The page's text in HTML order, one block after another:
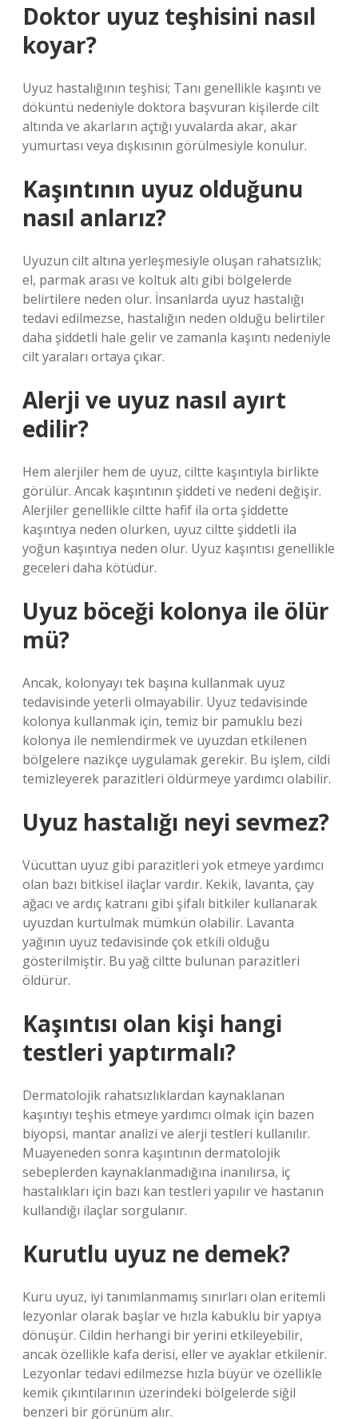
Doktor uyuz teşhisini nasıl
koyar?
Uyuz hastalığının teşhisi; Tanı genellikle kaşıntı ve
döküntü nedeniyle doktora başvuran kişilerde cilt
altında ve akarların açtığı yuvalarda akar, akar
yumurtası veya dışkısının görülmesiyle konulur.
Kaşıntının uyuz olduğunu
nasıl anlarız?
Uyuzun cilt altına yerleşmesiyle oluşan rahatsızlık;
el, parmak arası ve koltuk altı gibi bölgelerde
belirtilere neden olur. İnsanlarda uyuz hastalığı
tedavi edilmezse, hastalığın neden olduğu belirtiler
daha şiddetli hale gelir ve zamanla kaşıntı nedeniyle
cilt yaraları ortaya çıkar.
Alerji ve uyuz nasıl ayırt
edilir?
Hem alerjiler hem de uyuz, ciltte kaşıntıyla birlikte
görülür. Ancak kaşıntının şiddeti ve nedeni değişir.
Alerjiler genellikle ciltte hafif ila orta şiddette
kaşıntıya neden olurken, uyuz ciltte şiddetli ila
yoğun kaşıntıya neden olur. Uyuz kaşıntısı genellikle
geceleri daha kötüdür.
Uyuz böceği kolonya ile ölür
mü?
Ancak, kolonyayı tek başına kullanmak uyuz
tedavisinde yeterli olmayabilir. Uyuz tedavisinde
kolonya kullanmak için, temiz bir pamuklu bezi
kolonya ile nemlendirmek ve uyuzdan etkilenen
bölgelere nazikçe uygulamak gerekir. Bu işlem, cildi
temizleyerek parazitleri öldürmeye yardımcı olabilir.
Uyuz hastalığı neyi sevmez?
Vücuttan uyuz gibi parazitleri yok etmeye yardımcı
olan bazı bitkisel ilaçlar vardır. Kekik, lavanta, çay
ağacı ve ardıç katranı gibi şifalı bitkiler kullanarak
uyuzdan kurtulmak mümkün olabilir. Lavanta
yağının uyuz tedavisinde çok etkili olduğu
gösterilmiştir. Bu yağ ciltte bulunan parazitleri
öldürür.
Kaşıntısı olan kişi hangi
testleri yaptırmalı?
Dermatolojik rahatsızlıklardan kaynaklanan
kaşıntıyı teşhis etmeye yardımcı olmak için bazen
biyopsi, mantar analizi ve alerji testleri kullanılır.
Muayeneden sonra kaşıntının dermatolojik
sebeplerden kaynaklanmadığına inanılırsa, iç
hastalıkları için bazı kan testleri yapılır ve hastanın
kullandığı ilaçlar sorgulanır.
Kurutlu uyuz ne demek?
Kuru uyuz, iyi tanımlanmamış sınırları olan eritemli
lezyonlar olarak başlar ve hızla kabuklu bir yapıya
dönüşür. Cildin herhangi bir yerini etkileyebilir,
ancak özellikle kafa derisi, eller ve ayaklar etkilenir.
Lezyonlar tedavi edilmezse hızla büyür ve özellikle
kemik çıkıntılarının üzerindeki bölgelerde siğil
benzeri bir görünüm alır.